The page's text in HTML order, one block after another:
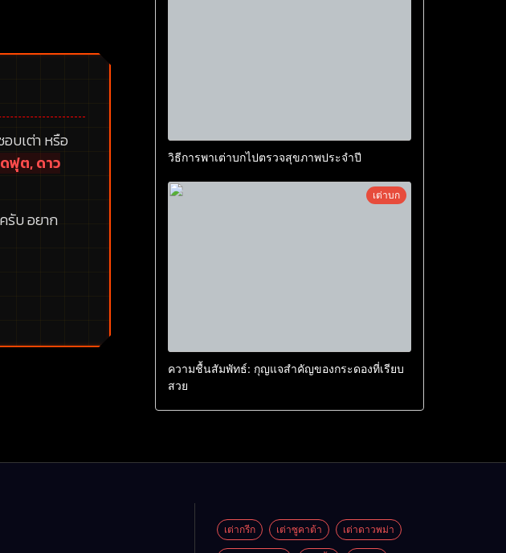
บเต่า หรือ
ฟุต, ดาว
รับ อยาก
วิธีการพาเต่าบกไปตรวจสุขภาพประจำปี
เต่าบก
ความชื้นสัมพัทธ์: กุญแจสำคัญของกระดองที่เรียบ
สวย
เต่ากรีก เต่าซูคาต้า เต่าดาวพม่า